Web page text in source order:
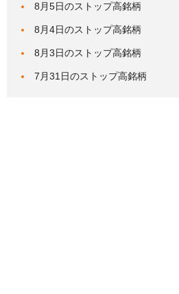
8月5日のストップ高銘柄
8月4日のストップ高銘柄
8月3日のストップ高銘柄
7月31日のストップ高銘柄